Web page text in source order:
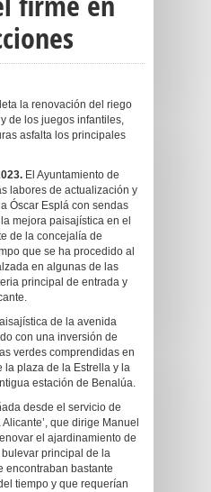
la renovación del riego
de los juegos infantiles,
asfalta los principales
El Ayuntamiento de
labores de actualización y
Óscar Esplá con sendas
mejora paisajística en el
de la concejalía de
que se ha procedido al
en algunas de las
principal de entrada y
de la avenida
con una inversión de
verdes comprendidas en
la plaza de la Estrella y la
estación de Benalúa.
desde el servicio de
que dirige Manuel
el ajardinamiento de
bulevar principal de la
encontraban bastante
tiempo y que requerían